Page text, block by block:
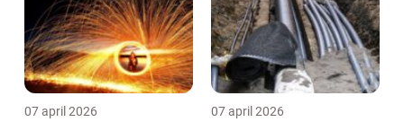
07 april 2026 07 april 2026